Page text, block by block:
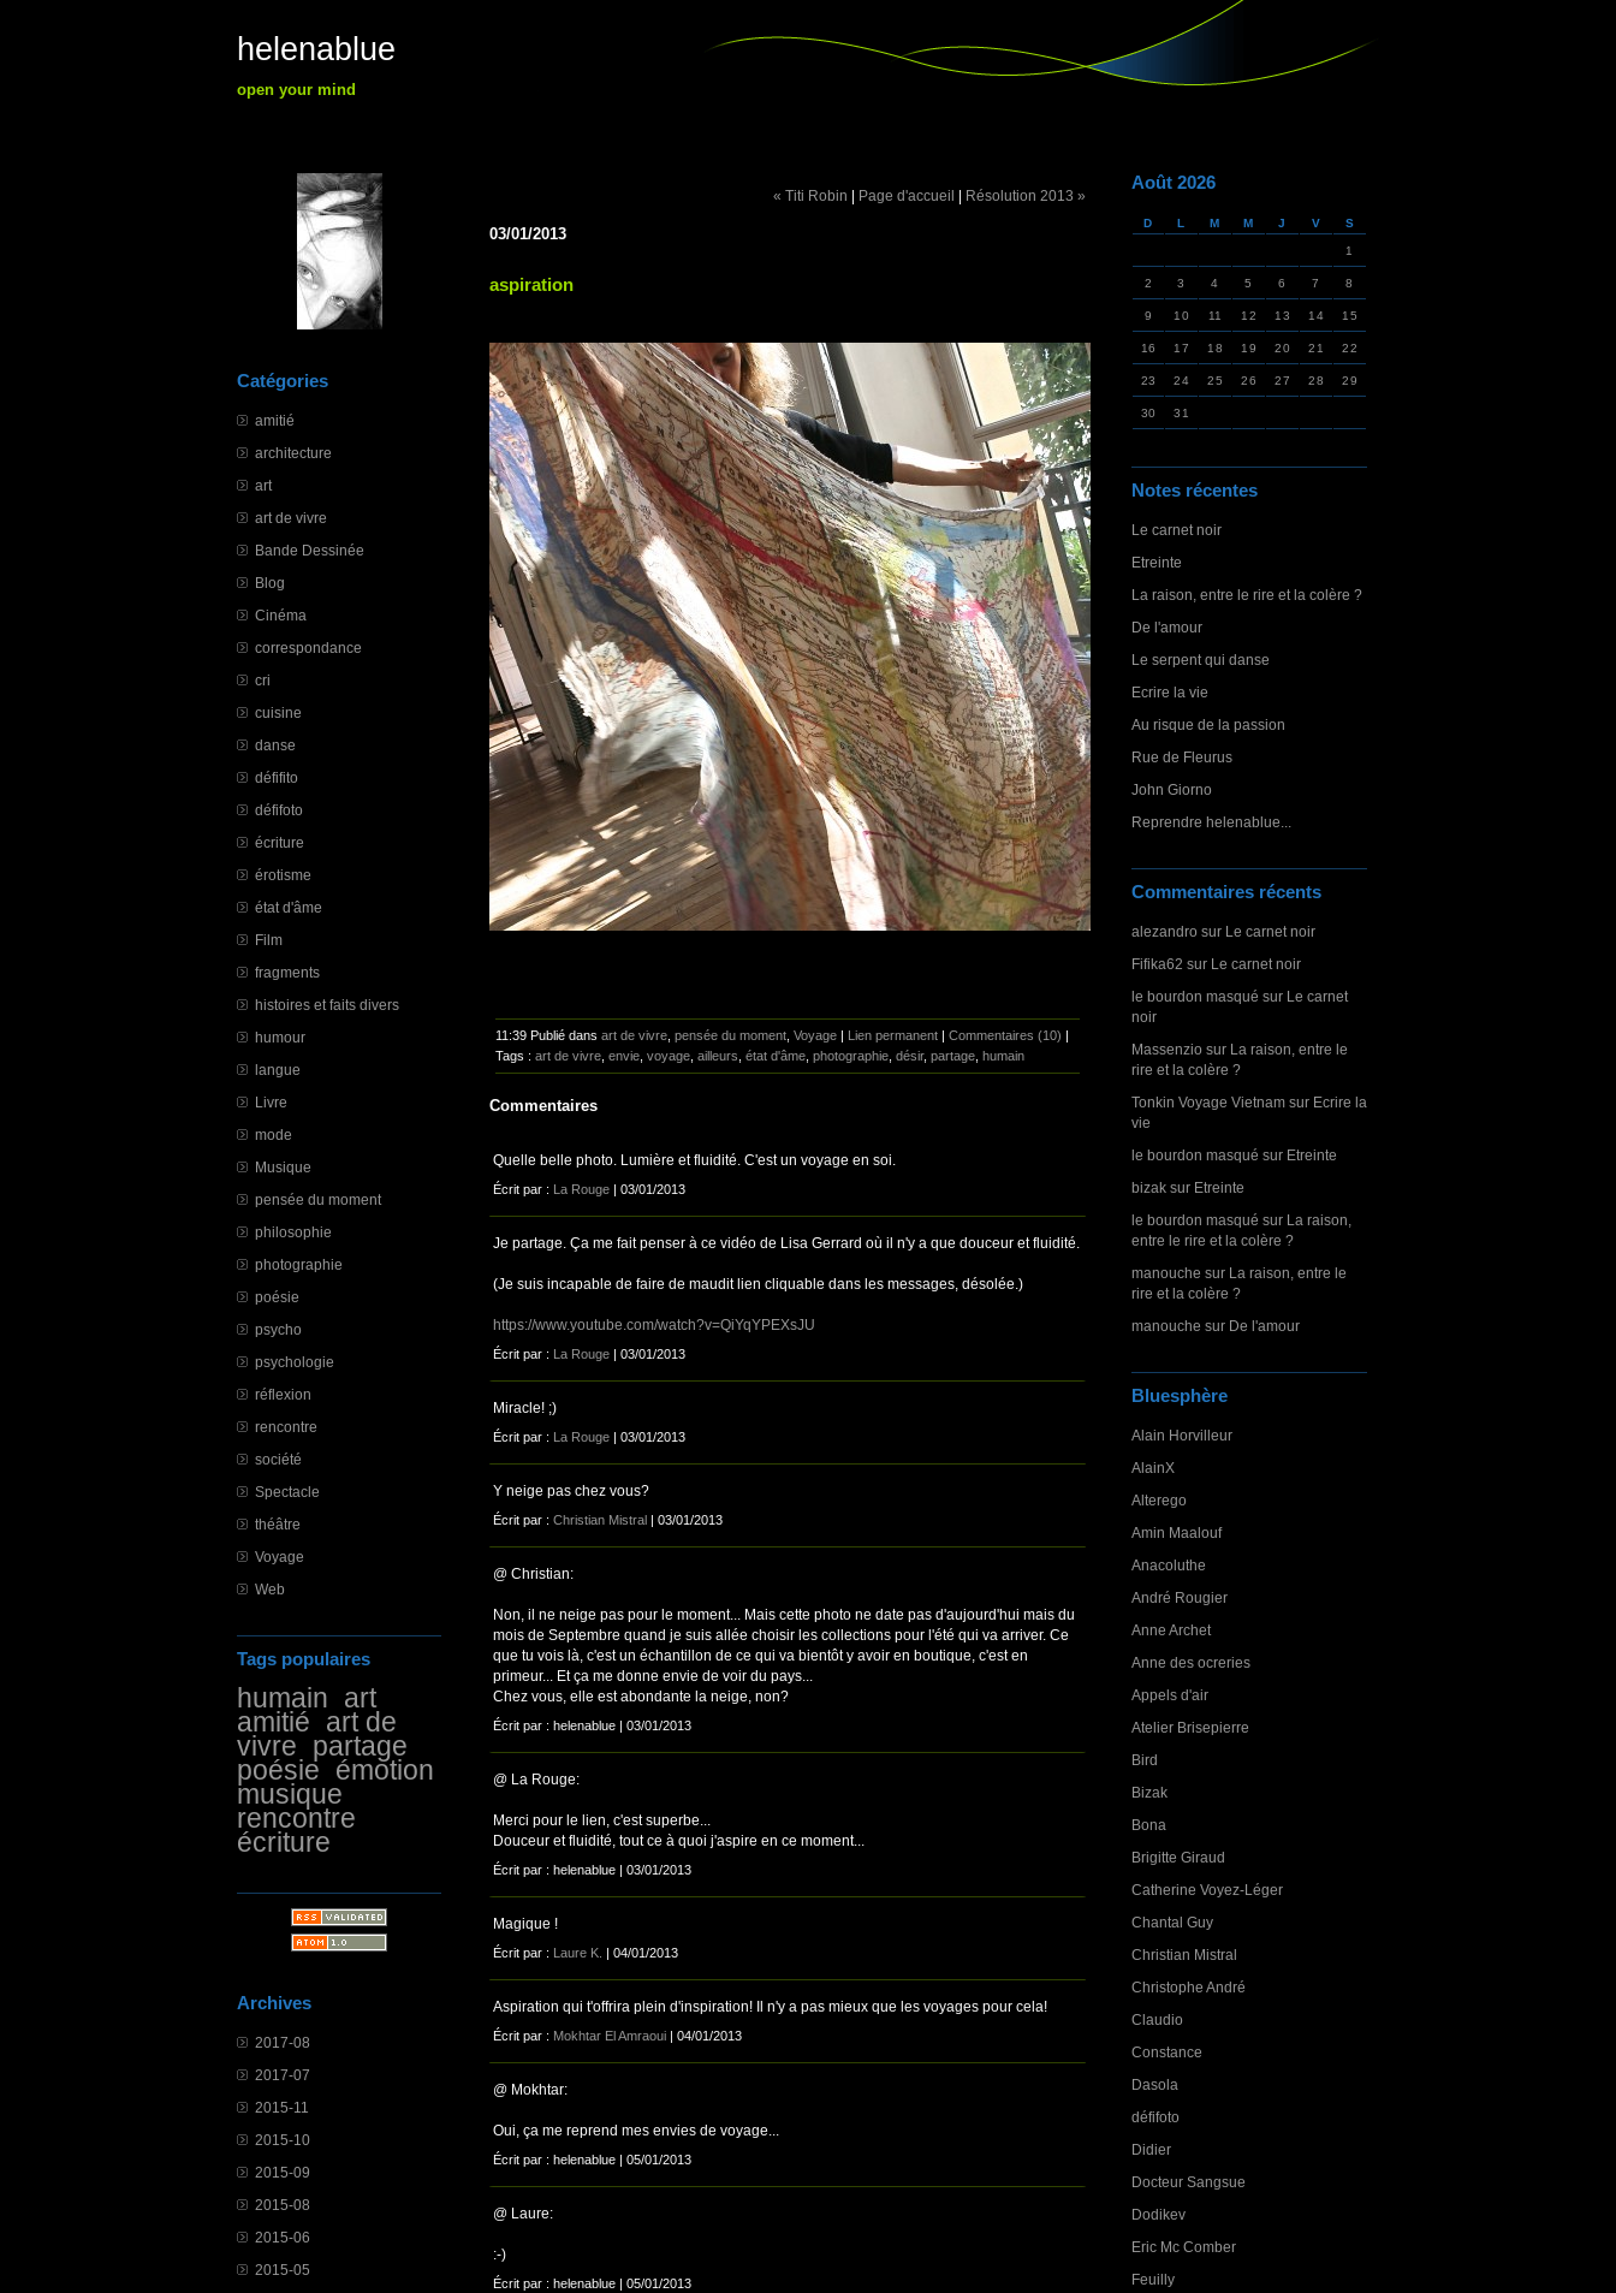
helenablue
open your mind
Catégories
amitié
architecture
art
art de vivre
Bande Dessinée
Blog
Cinéma
correspondance
cri
cuisine
danse
défifito
défifoto
écriture
érotisme
état d'âme
Film
fragments
histoires et faits divers
humour
langue
Livre
mode
Musique
pensée du moment
philosophie
photographie
poésie
psycho
psychologie
réflexion
rencontre
société
Spectacle
théâtre
Voyage
Web
Tags populaires
humain art
amitié art de
vivre partage
poésie émotion
musique
rencontre
écriture
Archives
2017-08
2017-07
2015-11
2015-10
2015-09
2015-08
2015-06
2015-05
Août 2026
D L M M J V S
1
2 3 4 5 6 7 8
9 10 11 12 13 14 15
16 17 18 19 20 21 22
23 24 25 26 27 28 29
30 31
Notes récentes
Le carnet noir
Etreinte
La raison, entre le rire et la colère ?
De l'amour
Le serpent qui danse
Ecrire la vie
Au risque de la passion
Rue de Fleurus
John Giorno
Reprendre helenablue...
Commentaires récents
alezandro sur Le carnet noir
Fifika62 sur Le carnet noir
le bourdon masqué sur Le carnet
noir
Massenzio sur La raison, entre le
rire et la colère ?
Tonkin Voyage Vietnam sur Ecrire la
vie
le bourdon masqué sur Etreinte
bizak sur Etreinte
le bourdon masqué sur La raison,
entre le rire et la colère ?
manouche sur La raison, entre le
rire et la colère ?
manouche sur De l'amour
Bluesphère
Alain Horvilleur
AlainX
Alterego
Amin Maalouf
Anacoluthe
André Rougier
Anne Archet
Anne des ocreries
Appels d'air
Atelier Brisepierre
Bird
Bizak
Bona
Brigitte Giraud
Catherine Voyez-Léger
Chantal Guy
Christian Mistral
Christophe André
Claudio
Constance
Dasola
défifoto
Didier
Docteur Sangsue
Dodikev
Eric Mc Comber
Feuilly
« Titi Robin | Page d'accueil | Résolution 2013 »
03/01/2013
aspiration
11:39 Publié dans art de vivre, pensée du moment, Voyage Lien permanent Commentaires (10)
Tags : art de vivre, envie, voyage, ailleurs, état d'âme, photographie, désir, partage, humain
Commentaires
Quelle belle photo. Lumière et fluidité. C'est un voyage en soi.
Écrit par : La Rouge | 03/01/2013
Je partage. Ça me fait penser à ce vidéo de Lisa Gerrard où il n'y a que douceur et fluidité.
(Je suis incapable de faire de maudit lien cliquable dans les messages, désolée.)
https://www.youtube.com/watch?v=QiYqYPEXsJU
Écrit par : La Rouge | 03/01/2013
Miracle! ;)
Écrit par : La Rouge | 03/01/2013
Y neige pas chez vous?
Écrit par : Christian Mistral | 03/01/2013
@ Christian:
Non, il ne neige pas pour le moment... Mais cette photo ne date pas d'aujourd'hui mais du
mois de Septembre quand je suis allée choisir les collections pour l'été qui va arriver. Ce
que tu vois là, c'est un échantillon de ce qui va bientôt y avoir en boutique, c'est en
primeur... Et ça me donne envie de voir du pays...
Chez vous, elle est abondante la neige, non?
Écrit par : helenablue | 03/01/2013
@ La Rouge:
Merci pour le lien, c'est superbe...
Douceur et fluidité, tout ce à quoi j'aspire en ce moment...
Écrit par : helenablue | 03/01/2013
Magique !
Écrit par : Laure K. | 04/01/2013
Aspiration qui t'offrira plein d'inspiration! Il n'y a pas mieux que les voyages pour cela!
Écrit par : Mokhtar El Amraoui | 04/01/2013
@ Mokhtar:
Oui, ça me reprend mes envies de voyage...
Écrit par : helenablue | 05/01/2013
@ Laure:
:-)
Écrit par : helenablue | 05/01/2013